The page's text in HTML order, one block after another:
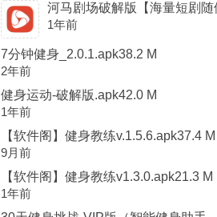
河马剧场破解版【海量短剧
1年前
7分钟健身_2.0.1.apk38.2 M
2年前
健身运动-破解版.apk42.0 M
1年前
【软件阁】健身教练v.1.5.6.apk37.4 M
9月前
【软件阁】健身教练v1.3.0.apk21.3 M
1年前